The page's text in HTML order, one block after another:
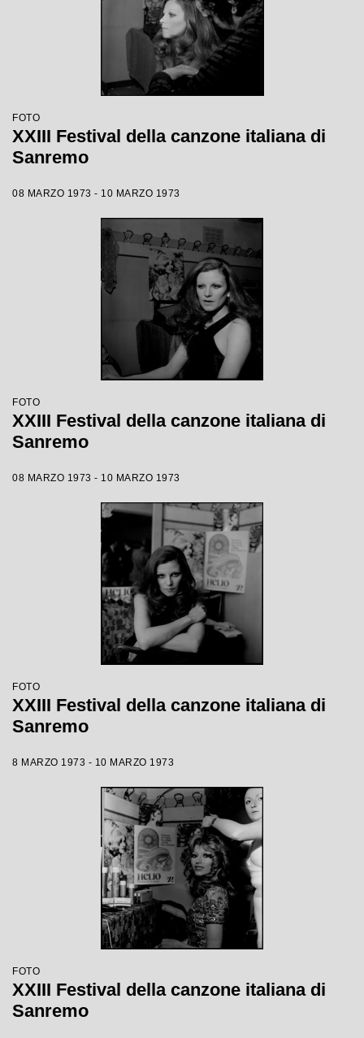
FOTO
XXIII Festival della canzone italiana di
Sanremo
08 MARZO 1973 - 10 MARZO 1973
FOTO
XXIII Festival della canzone italiana di
Sanremo
08 MARZO 1973 - 10 MARZO 1973
FOTO
XXIII Festival della canzone italiana di
Sanremo
8 MARZO 1973 - 10 MARZO 1973
FOTO
XXIII Festival della canzone italiana di
Sanremo